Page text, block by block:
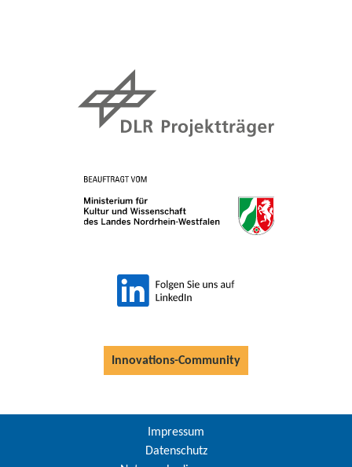
Innovations-Community
Impressum
Datenschutz